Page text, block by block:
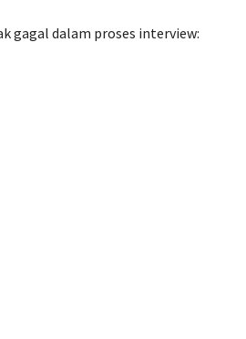
gagal dalam proses interview: